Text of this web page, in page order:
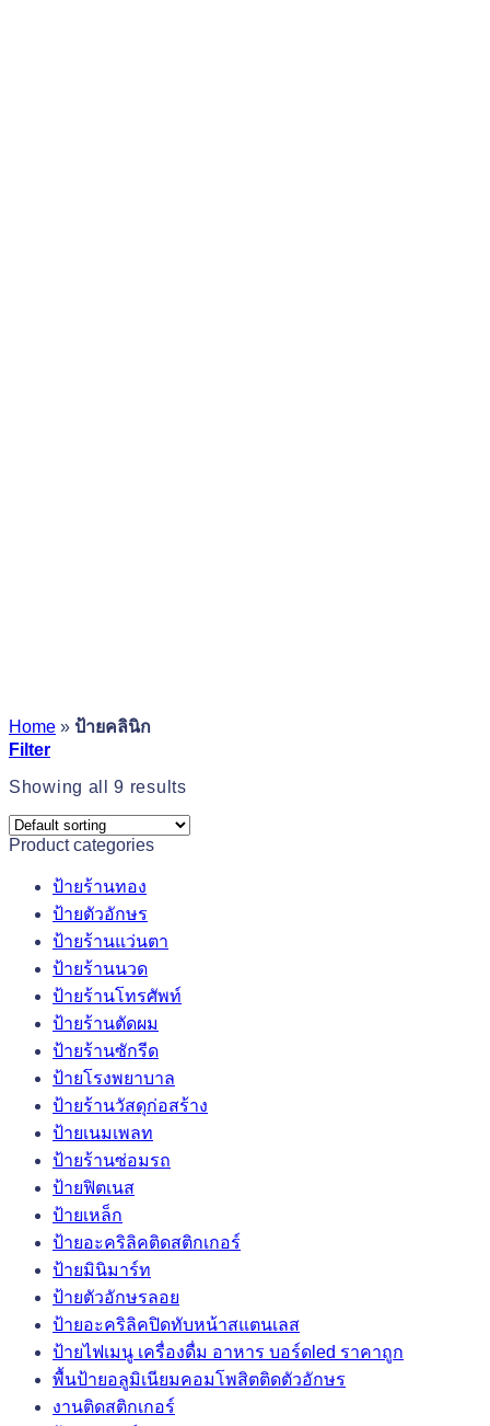
Home » ป้ายคลินิก
Filter
Showing all 9 results
Product categories
ป้ายร้านทอง
ป้ายตัวอักษร
ป้ายร้านแว่นตา
ป้ายร้านนวด
ป้ายร้านโทรศัพท์
ป้ายร้านตัดผม
ป้ายร้านซักรีด
ป้ายโรงพยาบาล
ป้ายร้านวัสดุก่อสร้าง
ป้ายเนมเพลท
ป้ายร้านซ่อมรถ
ป้ายฟิตเนส
ป้ายเหล็ก
ป้ายอะคริลิคติดสติกเกอร์
ป้ายมินิมาร์ท
ป้ายตัวอักษรลอย
ป้ายอะคริลิคปิดทับหน้าสแตนเลส
ป้ายไฟเมนู เครื่องดื่ม อาหาร บอร์ดled ราคาถูก
พื้นป้ายอลูมิเนียมคอมโพสิตติดตัวอักษร
งานติดสติกเกอร์